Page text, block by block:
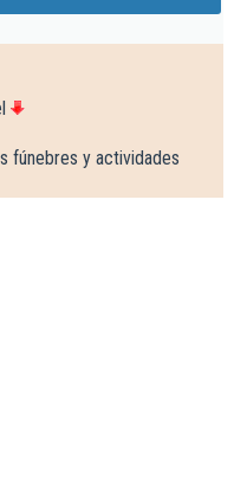
fúnebres y actividades